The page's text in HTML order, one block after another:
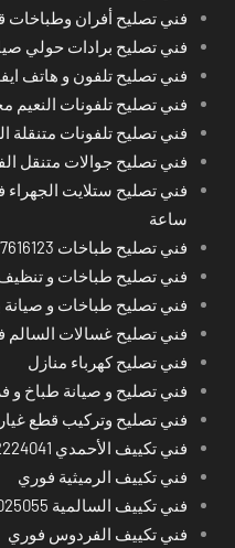
فني تصليح أفران
فني تصليح برادات حولي
فني تصليح تلفون و هاتف
فني تصليح تلفونات النعيم
فني تصليح تلفونات متنقلة
فني تصليح جوالات متنقل
ساعة
فني تصليح طباخات 67616123 الكويت
فني تصليح طباخات و
فني تصليح طباخات و صيانة
فني تصليح غسالات السالم
فني تصليح كهرباء منازل
فني تصليح و صيانة طباخ و
فني تصليح وتركيب قطع
فني تكييف الأحمدي 62224041
فني تكييف الرميثية فوري
فني تكييف السالمية 98025055 فوري
فني تكييف الفردوس فوري